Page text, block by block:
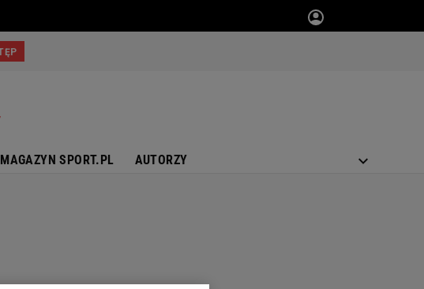
MAGAZYN SPORT.PL AUTORZY